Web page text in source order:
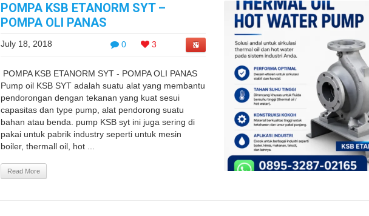
POMPA KSB ETANORM SYT –
POMPA OLI PANAS
0 3
July 18, 2018
POMPA KSB ETANORM SYT - POMPA OLI PANAS
Pump oil KSB SYT adalah suatu alat yang membantu
pendorongan dengan tekanan yang kuat sesui
capasitas dan type pump, alat pendorong suatu
bahan atau benda. pump KSB syt ini juga sering di
pakai untuk pabrik industry seperti untuk mesin
boiler, thermall oil, hot ...
Read More